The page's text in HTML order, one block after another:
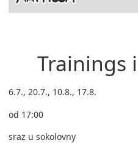
Trainings
6.7., 20.7., 10.8., 17.8.
od 17:00
sraz u sokolovny